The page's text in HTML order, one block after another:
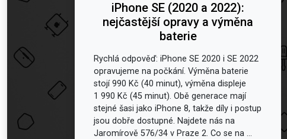
iPhone SE (2020 a 2022):
nejčastější opravy a výměna
baterie
Rychlá odpověď: iPhone SE 2020 i SE 2022
opravujeme na počkání. Výměna baterie
stojí 990 Kč (40 minut), výměna displeje
1 990 Kč (45 minut). Obě generace mají
stejné šasi jako iPhone 8, takže díly i postup
jsou dobře dostupné. Najdete nás na
Jaromírově 576/34 v Praze 2. Co se na ...